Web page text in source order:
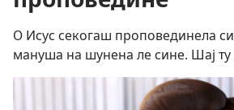
О Исус секогаш проповединела
мануша на шунена ле сине. Шај ту